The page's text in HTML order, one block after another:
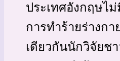
ประเทศอังกฤษไ
การทำร้ายร่างก
เดียวกันนักวิจัยช